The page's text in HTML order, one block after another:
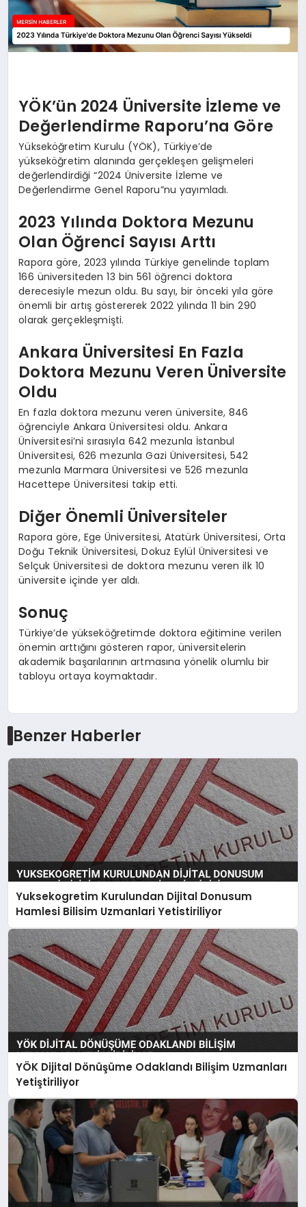
YÖK’ün 2024 Üniversite İzleme ve
Değerlendirme Raporu’na Göre
Yükseköğretim Kurulu (YÖK), Türkiye’de
yükseköğretim alanında gerçekleşen gelişmeleri
değerlendirdiği “2024 Üniversite İzleme ve
Değerlendirme Genel Raporu”nu yayımladı.
2023 Yılında Doktora Mezunu
Olan Öğrenci Sayısı Arttı
Rapora göre, 2023 yılında Türkiye genelinde toplam
166 üniversiteden 13 bin 561 öğrenci doktora
derecesiyle mezun oldu. Bu sayı, bir önceki yıla göre
önemli bir artış göstererek 2022 yılında 11 bin 290
olarak gerçekleşmişti.
Ankara Üniversitesi En Fazla
Doktora Mezunu Veren Üniversite
Oldu
En fazla doktora mezunu veren üniversite, 846
öğrenciyle Ankara Üniversitesi oldu. Ankara
Üniversitesi’ni sırasıyla 642 mezunla İstanbul
Üniversitesi, 626 mezunla Gazi Üniversitesi, 542
mezunla Marmara Üniversitesi ve 526 mezunla
Hacettepe Üniversitesi takip etti.
Diğer Önemli Üniversiteler
Rapora göre, Ege Üniversitesi, Atatürk Üniversitesi, Orta
Doğu Teknik Üniversitesi, Dokuz Eylül Üniversitesi ve
Selçuk Üniversitesi de doktora mezunu veren ilk 10
üniversite içinde yer aldı.
Sonuç
Türkiye’de yükseköğretimde doktora eğitimine verilen
önemin arttığını gösteren rapor, üniversitelerin
akademik başarılarının artmasına yönelik olumlu bir
tabloyu ortaya koymaktadır.
Benzer Haberler
Yuksekogretim Kurulundan Dijital Donusum
Hamlesi Bilisim Uzmanlari Yetistiriliyor
YÖK Dijital Dönüşüme Odaklandı Bilişim Uzmanları
Yetiştiriliyor